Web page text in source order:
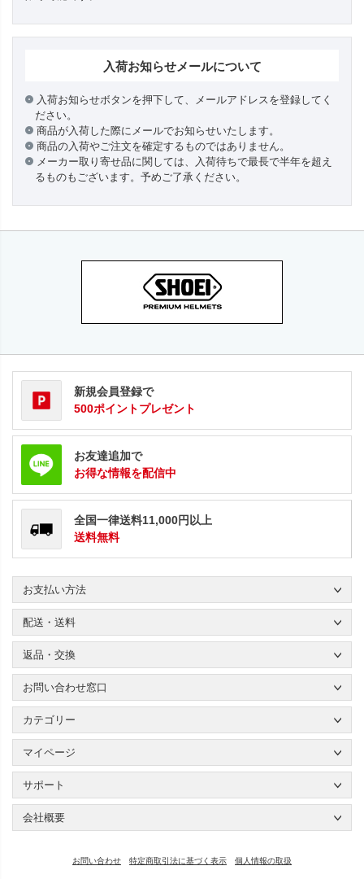
入荷お知らせメールについて
入荷お知らせボタンを押下して、メールアドレスを登録してく
ださい。
商品が入荷した際にメールでお知らせいたします。
商品の入荷やご注文を確定するものではありません。
メーカー取り寄せ品に関しては、入荷待ちで最長で半年を超え
るものもございます。予めご了承ください。
新規会員登録で
500ポイントプレゼント
お友達追加で
お得な情報を配信中
全国一律送料11,000円以上
送料無料
お支払い方法
配送・送料
返品・交換
お問い合わせ窓口
カテゴリー
マイページ
サポート
会社概要
お問い合わせ 特定商取引法に基づく表示 個人情報の取扱